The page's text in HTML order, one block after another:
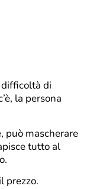
di
la persona
può mascherare
tutto al
prezzo.